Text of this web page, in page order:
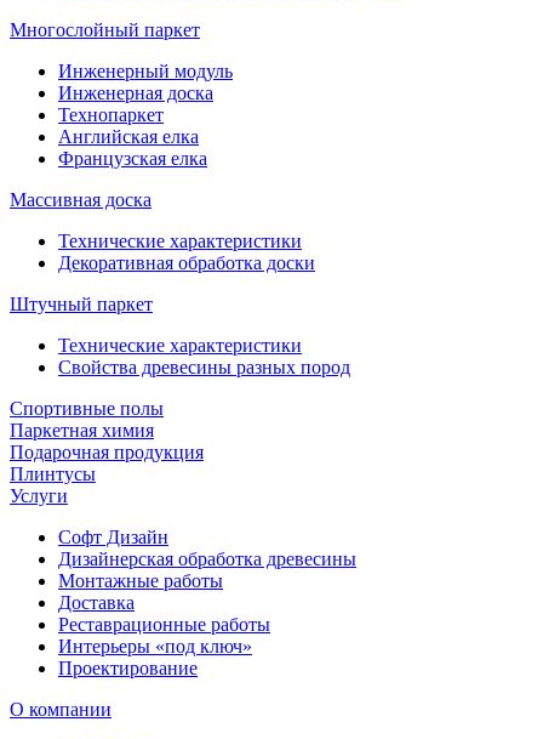
Многослойный паркет
Инженерный модуль
Инженерная доска
Технопаркет
Английская елка
Французская елка
Массивная доска
Технические характеристики
Декоративная обработка доски
Штучный паркет
Технические характеристики
Свойства древесины разных пород
Спортивные полы
Паркетная химия
Подарочная продукция
Плинтусы
Услуги
Софт Дизайн
Дизайнерская обработка древесины
Монтажные работы
Доставка
Реставрационные работы
Интерьеры «под ключ»
Проектирование
О компании